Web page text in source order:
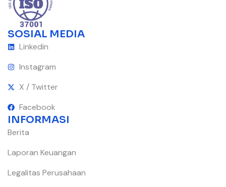
SOSIAL MEDIA
Linkedin
Instagram
X / Twitter
Facebook
INFORMASI
Berita
Laporan Keuangan
Legalitas Perusahaan